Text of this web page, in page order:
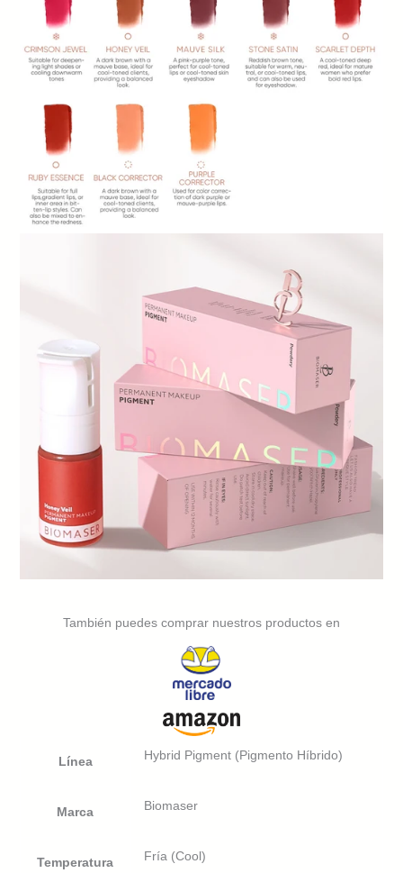
También puedes comprar nuestros productos en
Línea Hybrid Pigment (Pigmento Híbrido)
Marca Biomaser
Temperatura Fría (Cool)